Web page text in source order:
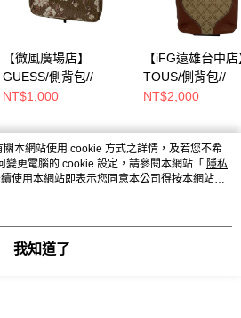
【微風廣場店】
GUESS/側背包//
NT$1,000
【iFG遠雄台中
TOUS/側背包//
NT$2,000
本網站使用 cookie 方式之詳情，及若您不希
變更電腦的 cookie 設定，請參閱本網站「 隱私
使用本網站即表示您同意本公司得按本網站使
。
我知道了